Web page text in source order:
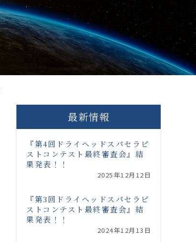
最新情報
『第4回ドライヘッドスパセラピ
ストコンテスト最終審査会』結
果発表！！
2025年12月12日
『第3回ドライヘッドスパセラピ
ストコンテスト最終審査会』結
果発表！！
2024年12月13日